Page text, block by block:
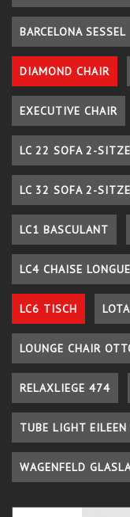
BARCELONA SESSEL
DIAMOND CHAIR
EXECUTIVE CHAIR
LC 22 SOFA 2-
LC 32 SOFA 2-
LC1 BASCULANT
LC4 CHAISE LONGUE
LC6 TISCH
LOUNGE CHAIR
RELAXLIEGE 474
TUBE LIGHT EILEEN
WAGENFELD